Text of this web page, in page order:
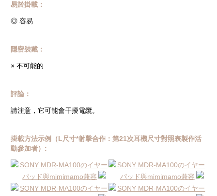
易於掛載：
◎ 容易
隱密裝戴：
× 不可能的
評論：
請注意，它可能會干擾電纜。
掛載方法示例（L尺寸*射擊合作：第21次耳機尺寸對照表製作活
動參加者）: